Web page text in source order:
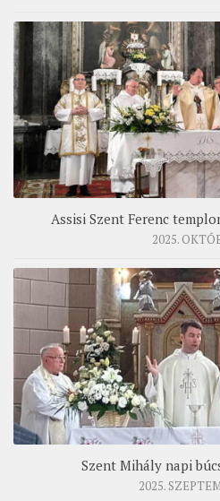
Assisi Szent Ferenc
2025.
Szent Mihály napi
2025.